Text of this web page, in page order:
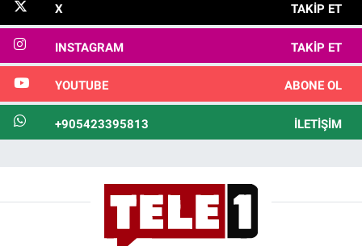
X TAKIP ET
INSTAGRAM TAKIP ET
YOUTUBE ABONE OL
+905423395813 İLETIŞIM